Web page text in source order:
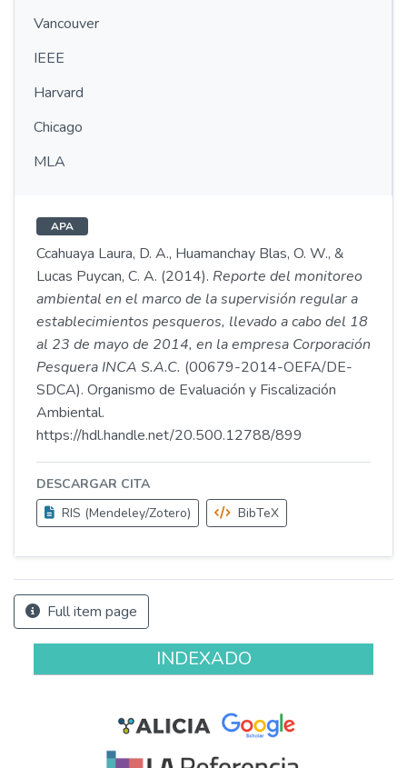
Vancouver
IEEE
Harvard
Chicago
MLA
APA
Ccahuaya Laura, D. A., Huamanchay Blas, O. W., &
Lucas Puycan, C. A. (2014). Reporte del monitoreo
ambiental en el marco de la supervisión regular a
establecimientos pesqueros, llevado a cabo del 18
al 23 de mayo de 2014, en la empresa Corporación
Pesquera INCA S.A.C. (00679-2014-OEFA/DE-
SDCA). Organismo de Evaluación y Fiscalización
Ambiental.
https://hdl.handle.net/20.500.12788/899
DESCARGAR CITA
RIS (Mendeley/Zotero)
BibTeX
Full item page
INDEXADO